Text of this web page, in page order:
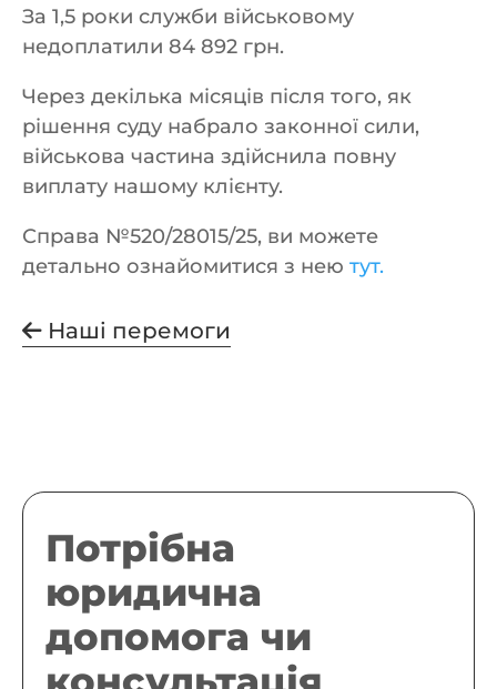
За 1,5 роки служби військовому
недоплатили 84 892 грн.
Через декілька місяців після того, як
рішення суду набрало законної сили,
військова частина здійснила повну
виплату нашому клієнту.
Справа №520/28015/25, ви можете
детально ознайомитися з нею тут.
Наші перемоги
Потрібна
юридична
допомога чи